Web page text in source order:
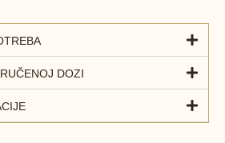
DOZI